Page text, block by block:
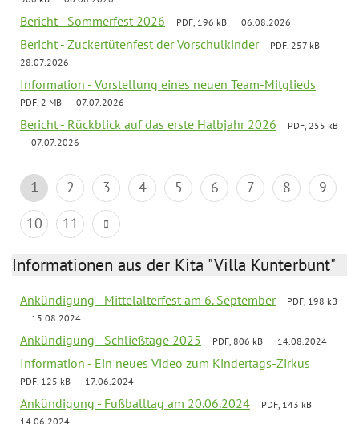
Bericht - Sommerfest 2026 PDF, 196 kB 06.08.2026
Bericht - Zuckertütenfest der Vorschulkinder
PDF, 257 kB
28.07.2026
Information - Vorstellung eines neuen Team-Mitglieds
PDF, 2 MB 07.07.2026
Bericht - Rückblick auf das erste Halbjahr 2026
PDF, 255 kB
07.07.2026
1 2 3 4 5 6 7 8
9
10
11
Informationen aus der Kita "Villa Kunterbunt"
Ankündigung - Mittelalterfest am 6. September
PDF, 198 kB
15.08.2024
Ankündigung - Schließtage 2025 PDF, 806 kB 14.08.2024
Information - Ein neues Video zum Kindertags-Zirkus
PDF, 125 kB 17.06.2024
Ankündigung - Fußballtag am 20.06.2024
PDF, 143 kB
14.06.2024